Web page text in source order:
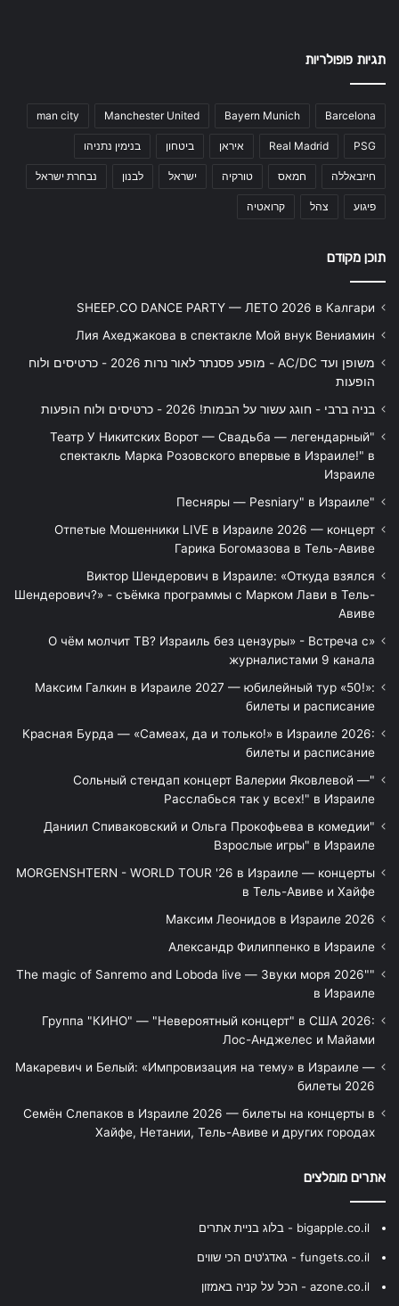
תגיות פופולריות
Barcelona
Bayern Munich
Manchester United
man city
PSG
Real Madrid איראן ביטחון בנימין נתניהו
חיזבאללה חמאס טורקיה ישראל לבנון נבחרת ישראל
פיגוע צהל קרואטיה
תוכן מקודם
SHEEP.CO DANCE PARTY — ЛЕТО 2026 в Калгари
Лия Ахеджакова в спектакле Мой внук Вениамин
משופן ועד AC/DC - מופע פסנתר לאור נרות 2026 - כרטיסים ולוח
הופעות
בניה ברבי - חוגג עשור על הבמות! 2026 - כרטיסים ולוח הופעות
"Театр У Никитских Ворот — Свадьба — легендарный
спектакль Марка Розовского впервые в Израиле!" в
Израиле
"Песняры — Pesniary" в Израиле
Отпетые Мошенники LIVE в Израиле 2026 — концерт
Гарика Богомазова в Тель-Авиве
Виктор Шендерович в Израиле: «Откуда взялся
Шендерович?» - съёмка программы с Марком Лави в Тель-
Авиве
«О чём молчит ТВ? Израиль без цензуры» - Встреча с
журналистами 9 канала
Максим Галкин в Израиле 2027 — юбилейный тур «50!»:
билеты и расписание
Красная Бурда — «Самеах, да и только!» в Израиле 2026:
билеты и расписание
"Сольный стендап концерт Валерии Яковлевой —
Расслабься так у всех!" в Израиле
"Даниил Спиваковский и Ольга Прокофьева в комедии
Взрослые игры" в Израиле
MORGENSHTERN - WORLD TOUR '26 в Израиле — концерты
в Тель-Авиве и Хайфе
Максим Леонидов в Израиле 2026
Александр Филиппенко в Израиле
"The magic of Sanremo and Loboda live — Звуки моря 2026"
в Израиле
Группа "КИНО" — "Невероятный концерт" в США 2026:
Лос-Анджелес и Майами
Макаревич и Белый: «Импровизация на тему» в Израиле —
билеты 2026
Семён Слепаков в Израиле 2026 — билеты на концерты в
Хайфе, Нетании, Тель-Авиве и других городах
אתרים מומלצים
bigapple.co.il - בלוג בניית אתרים
fungets.co.il - גאדג'טים הכי שווים
azone.co.il - הכל על קניה באמזון